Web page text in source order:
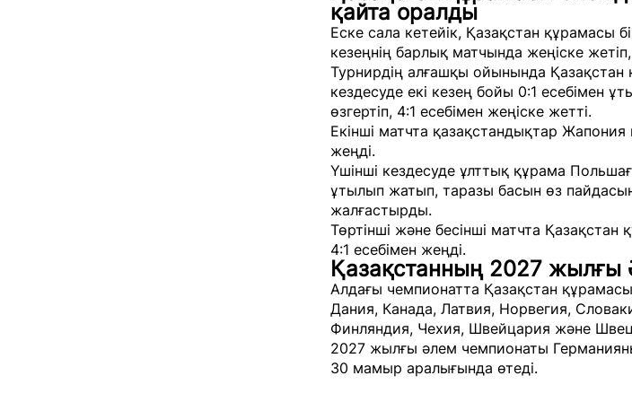
қайта оралды
Еске сала кетейік, Қазақстан құрамасы
кезеңнің барлық матчында жеңіске
Турнирдің алғашқы ойынында Қазақстан
кездесуде екі кезең бойы 0:1 есебімен
өзгертіп, 4:1 есебімен жеңіске жетті.
Екінші матчта қазақстандықтар
жеңді.
Үшінші кездесуде ұлттық құрама
ұтылып жатып, таразы басын өз
жалғастырды.
Төртінші және бесінші матчта
4:1 есебімен жеңді.
Қазақстанның 2027 жылғы
Алдағы чемпионатта Қазақстан
Дания, Канада, Латвия, Норвегия,
Финляндия, Чехия, Швейцария және
2027 жылғы әлем чемпионаты
30 мамыр аралығында өтеді.